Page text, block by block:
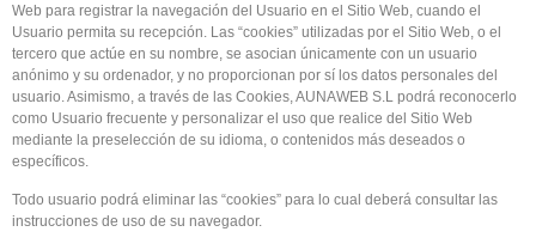
Web para registrar la navegación del Usuario en el Sitio Web, cuando el
Usuario permita su recepción. Las “cookies” utilizadas por el Sitio Web, o el
tercero que actúe en su nombre, se asocian únicamente con un usuario
anónimo y su ordenador, y no proporcionan por sí los datos personales del
usuario. Asimismo, a través de las Cookies, AUNAWEB S.L podrá reconocerlo
como Usuario frecuente y personalizar el uso que realice del Sitio Web
mediante la preselección de su idioma, o contenidos más deseados o
específicos.
Todo usuario podrá eliminar las “cookies” para lo cual deberá consultar las
instrucciones de uso de su navegador.